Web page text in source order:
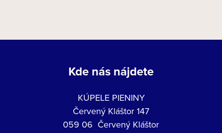
Kde nás nájdete
KÚPELE PIENINY
Červený Kláštor 147
059 06 Červený Kláštor